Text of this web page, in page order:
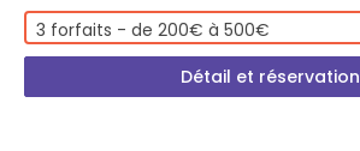
3 forfaits - de 200€ à 500€
Détail et réservation